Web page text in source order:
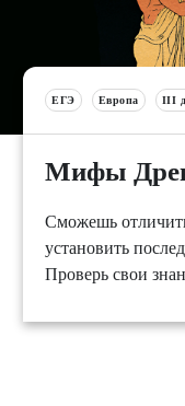
ЕГЭ Европа III
Мифы
Сможешь
установить
Проверь свои